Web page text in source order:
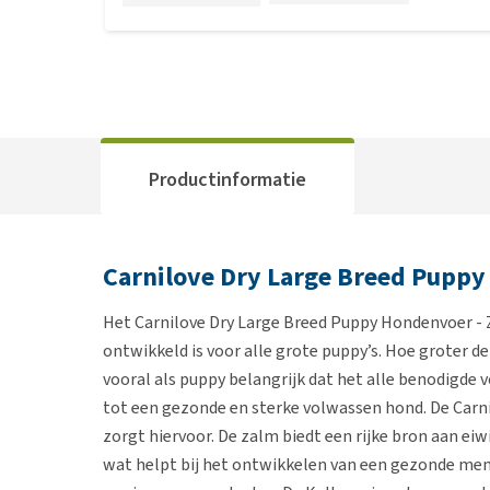
Productinformatie
Carnilove Dry Large Breed
Het Carnilove Dry Large Breed Puppy Hondenvoer
ontwikkeld is voor alle grote puppy’s. Hoe groter
vooral als puppy belangrijk dat het alle
tot een gezonde en sterke volwassen hond. De
zorgt hiervoor. De zalm biedt een rijke bron aan
wat helpt bij het ontwikkelen van een gezonde